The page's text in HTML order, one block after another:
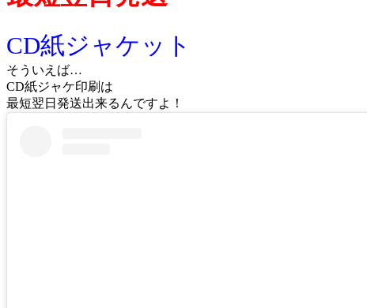
CD紙ジャケット
そういえば…
CD紙ジャケ印刷は
最短翌日発送出来るんですよ！